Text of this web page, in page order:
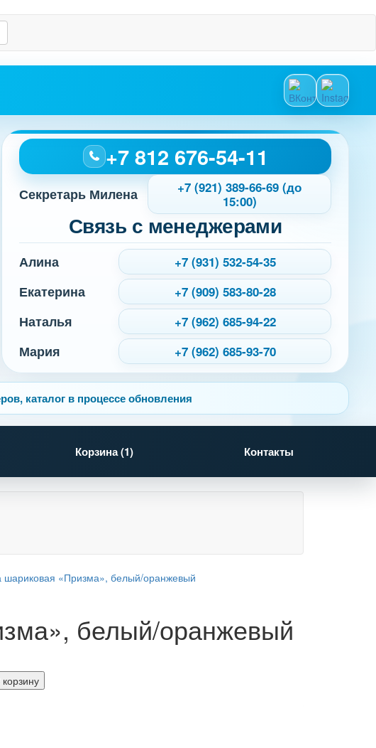
+7 812 676-54-11
Секретарь Милена
+7 (921) 389-66-69 (до
15:00)
Связь с менеджерами
Алина +7 (931) 532-54-35
Екатерина +7 (909) 583-80-28
Наталья +7 (962) 685-94-22
Мария +7 (962) 685-93-70
каталог в процессе обновления
Корзина (1) Контакты
белый/оранжевый